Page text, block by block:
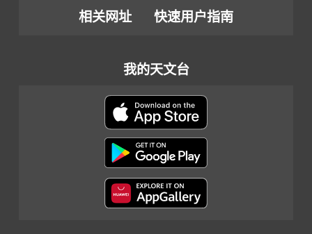
相关网址
快速用户指南
我的天文台